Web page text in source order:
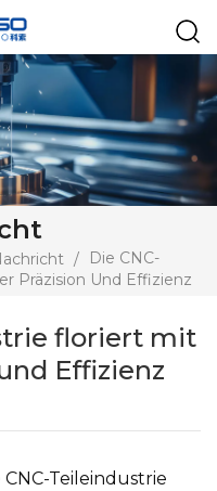
/
Die CNC-
Präzision Und Effizienz
floriert mit
Effizienz
Teileindustrie